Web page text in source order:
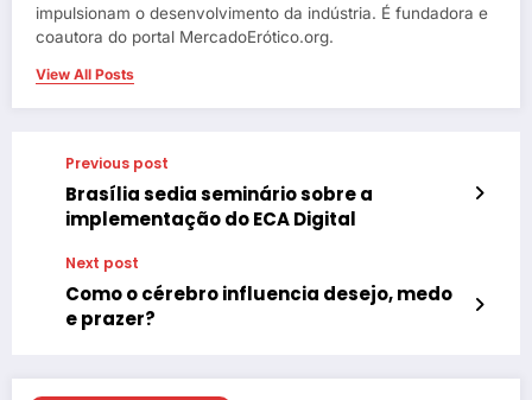
impulsionam o desenvolvimento da indústria. É fundadora e
coautora do portal MercadoErótico.org.
View All Posts
Previous post
Brasília sedia seminário sobre a
implementação do ECA Digital
Next post
Como o cérebro influencia desejo, medo
e prazer?